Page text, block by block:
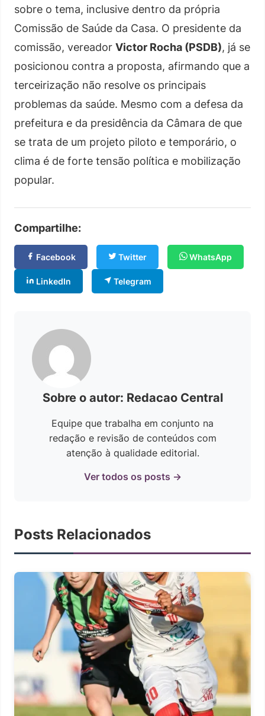
sobre o tema, inclusive dentro da própria
Comissão de Saúde da Casa. O presidente da
comissão, vereador Victor Rocha (PSDB), já se
posicionou contra a proposta, afirmando que a
terceirização não resolve os principais
problemas da saúde. Mesmo com a defesa da
prefeitura e da presidência da Câmara de que
se trata de um projeto piloto e temporário, o
clima é de forte tensão política e mobilização
popular.
Compartilhe:
Facebook Twitter WhatsApp
LinkedIn Telegram
Sobre o autor: Redacao Central
Equipe que trabalha em conjunto na
redação e revisão de conteúdos com
atenção à qualidade editorial.
Ver todos os posts →
Posts Relacionados